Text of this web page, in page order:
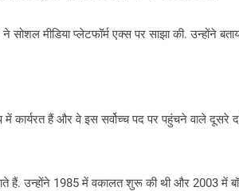
मीडिया प्लेटफॉर्म एक्स पर साझा की. उन्होंने
में कार्यरत हैं और वे इस सर्वोच्च पद पर पहुंचने वाले दूसरे
हैं. उन्होंने 1985 में वकालत शुरू की थी और 2003 में